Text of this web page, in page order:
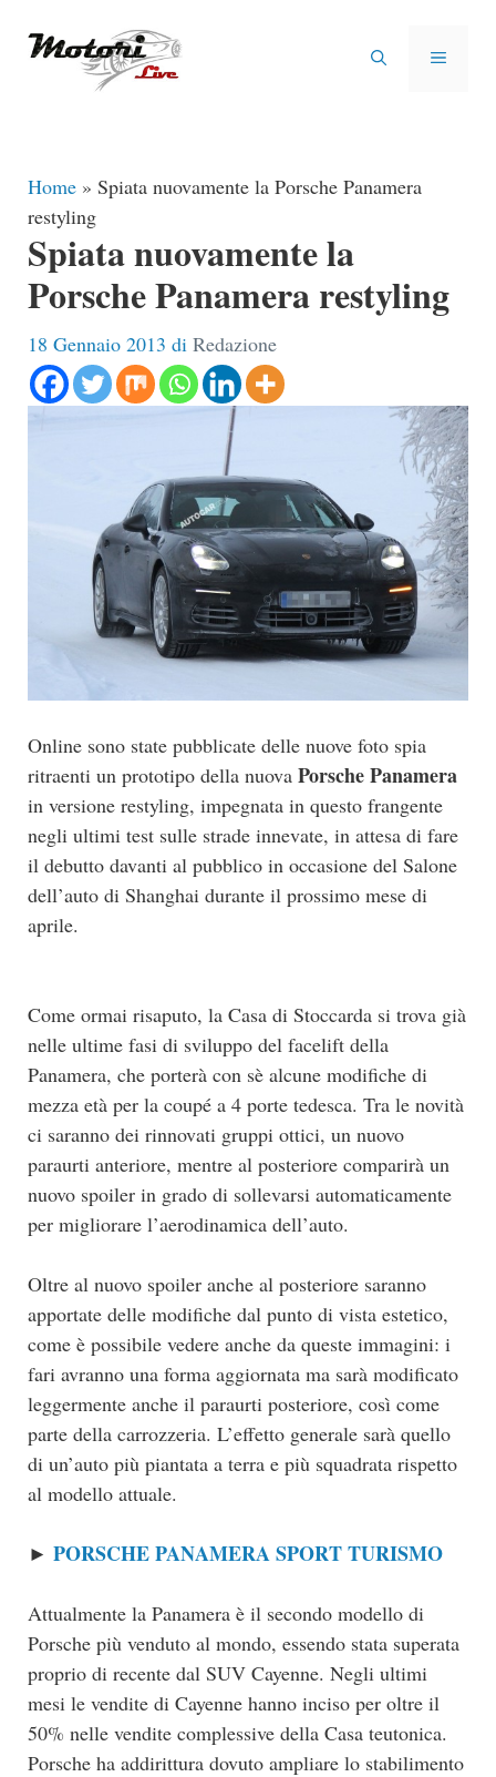
MENU
Home » Spiata nuovamente la Porsche Panamera
restyling
Spiata nuovamente la
Porsche Panamera restyling
18 Gennaio 2013 di Redazione
Online sono state pubblicate delle nuove foto spia
ritraenti un prototipo della nuova Porsche Panamera
in versione restyling, impegnata in questo frangente
negli ultimi test sulle strade innevate, in attesa di fare
il debutto davanti al pubblico in occasione del Salone
dell’auto di Shanghai durante il prossimo mese di
aprile.
Come ormai risaputo, la Casa di Stoccarda si trova già
nelle ultime fasi di sviluppo del facelift della
Panamera, che porterà con sè alcune modifiche di
mezza età per la coupé a 4 porte tedesca. Tra le novità
ci saranno dei rinnovati gruppi ottici, un nuovo
paraurti anteriore, mentre al posteriore comparirà un
nuovo spoiler in grado di sollevarsi automaticamente
per migliorare l’aerodinamica dell’auto.
Oltre al nuovo spoiler anche al posteriore saranno
apportate delle modifiche dal punto di vista estetico,
come è possibile vedere anche da queste immagini: i
fari avranno una forma aggiornata ma sarà modificato
leggermente anche il paraurti posteriore, così come
parte della carrozzeria. L’effetto generale sarà quello
di un’auto più piantata a terra e più squadrata rispetto
al modello attuale.
► PORSCHE PANAMERA SPORT TURISMO
Attualmente la Panamera è il secondo modello di
Porsche più venduto al mondo, essendo stata superata
proprio di recente dal SUV Cayenne. Negli ultimi
mesi le vendite di Cayenne hanno inciso per oltre il
50% nelle vendite complessive della Casa teutonica.
Porsche ha addirittura dovuto ampliare lo stabilimento